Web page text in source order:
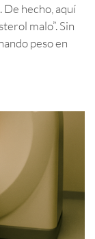
hecho, aquí
malo”. Sin
peso en